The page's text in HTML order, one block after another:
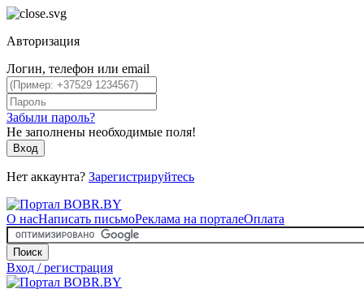
Авторизация
Логин, телефон или email
Забыли пароль?
Не заполнены необходимые поля!
Вход
Нет аккаунта? Зарегистрируйтесь
О насНаписать письмоРеклама на порталеОплата
Поиск
Вход / регистрация